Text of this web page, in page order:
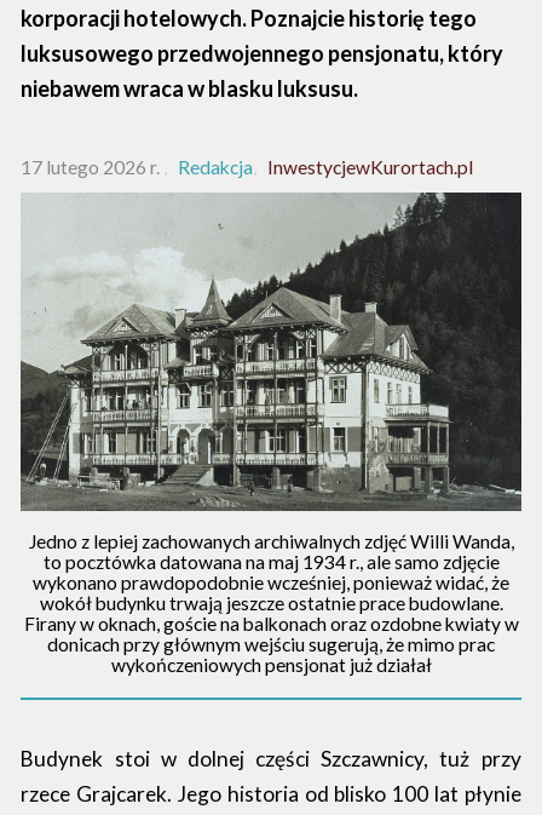
korporacji hotelowych. Poznajcie historię tego
luksusowego przedwojennego pensjonatu, który
niebawem wraca w blasku luksusu.
17 lutego 2026 r. Redakcja InwestycjewKurortach.pl
Jedno z lepiej zachowanych archiwalnych zdjęć Willi Wanda,
to pocztówka datowana na maj 1934 r., ale samo zdjęcie
wykonano prawdopodobnie wcześniej, ponieważ widać, że
wokół budynku trwają jeszcze ostatnie prace budowlane.
Firany w oknach, goście na balkonach oraz ozdobne kwiaty w
donicach przy głównym wejściu sugerują, że mimo prac
wykończeniowych pensjonat już działał
Budynek stoi w dolnej części Szczawnicy, tuż przy
rzece Grajcarek. Jego historia od blisko 100 lat płynie